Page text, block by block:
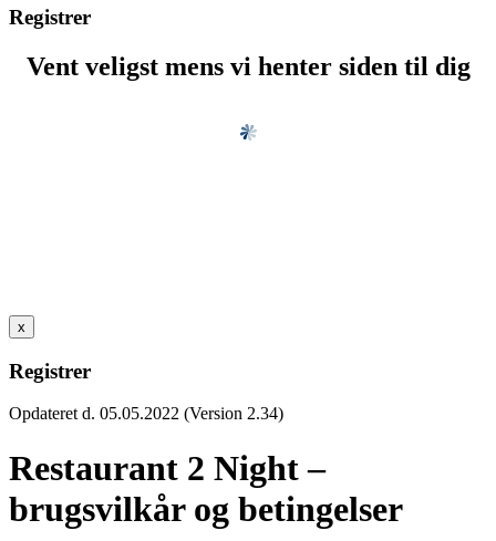
Registrer
Vent veligst mens vi henter siden til dig
x
Registrer
Opdateret d. 05.05.2022 (Version 2.34)
Restaurant 2 Night –
brugsvilkår og betingelser